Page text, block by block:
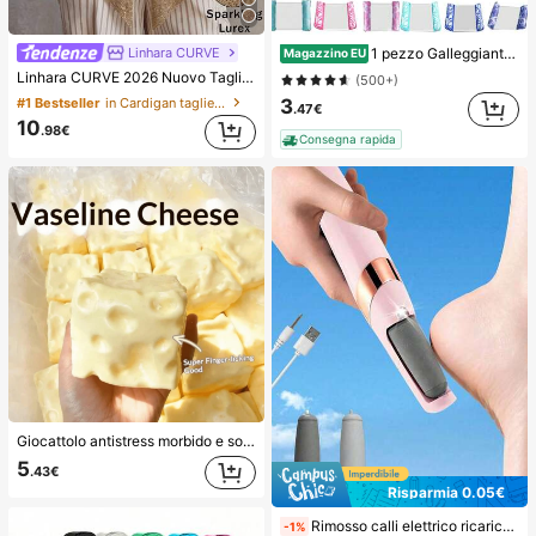
Linhara CURVE
Linhara CURVE 2026 Nuovo Taglie Forti Colore Unito Maglia Mantella con Filo Metallico Oro e Argento Sciarpa Lussuosa Adatta per Vacanze Romantiche Mantella Donna Maglione Scintillante Argento Lurex Misto
#1 Bestseller in Cardigan taglie forti
10.98€
Giocattolo antistress morbido e soffice in TPR a forma di raviolo con profumo di latte dolce, 5 cm, carino e divertente, ornamento da spremere, regalo alla moda e pratico, adatto per compleanni, Pasqua, Ognissanti, Natale e vari regali per feste, migliora l'umore
5.43€
Magazzino EU 1 pezzo Galleggiante gonfiabile per adulti, amaca galleggiante, giocattolo galleggiante per piscina, galleggiante multifunzione 4 in 1, zattera galleggiante per piscina, sedia lounge, accessorio per il tempo libero e l'intrattenimento per le vacanze degli adulti, spiaggia
(500+)
3.47€
Consegna rapida
Risparmia 0.05€
-1% Rimosso calli elettrico ricaricabile USB, 2 velocità, con luce LED e rullo di ricambio, scrub per piedi portatile e durevole, adatto per pelle morta, pelle secca/crepata e calli, ideale per casa e viaggio, regalo perfetto per Ognissanti/Natale per uomini e donne, regalo di cura personale